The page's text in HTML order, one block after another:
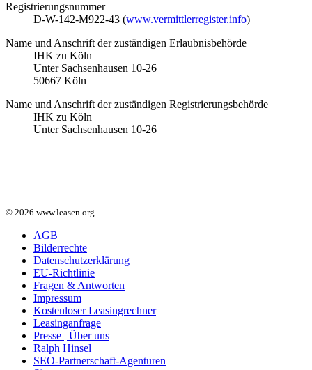
Registrierungsnummer
D-W-142-M922-43 (www.vermittlerregister.info)
Name und Anschrift der zuständigen Erlaubnisbehörde
IHK zu Köln
Unter Sachsenhausen 10-26
50667 Köln
Name und Anschrift der zuständigen Registrierungsbehörde
IHK zu Köln
Unter Sachsenhausen 10-26
© 2026 www.leasen.org
AGB
Bilderrechte
Datenschutzerklärung
EU-Richtlinie
Fragen & Antworten
Impressum
Kostenloser Leasingrechner
Leasinganfrage
Presse | Über uns
Ralph Hinsel
SEO-Partnerschaft-Agenturen